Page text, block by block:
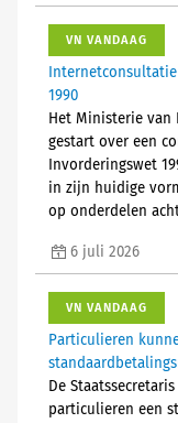
VN VANDAAG
1990
Het Ministerie
gestart over een
Invorderingswet
in zijn huidige
op onderdelen
6 juli 2026
VN VANDAAG
Particulieren
De
particulieren een